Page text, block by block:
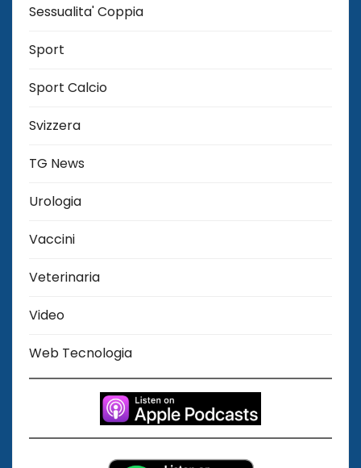
Sessualita' Coppia
Sport
Sport Calcio
Svizzera
TG News
Urologia
Vaccini
Veterinaria
Video
Web Tecnologia